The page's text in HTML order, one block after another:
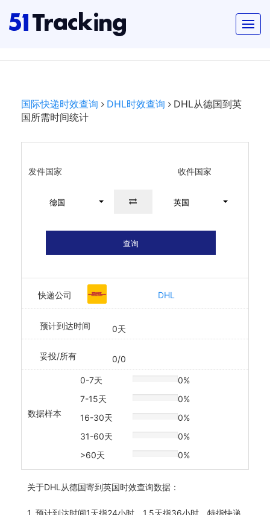
国际快递时效查询 DHL时效查询
DHL从德国到英
国所需时间统计
发件国家 收件国家
德国 英国
查询
快递公司 DHL
预计到达时间 0天
妥投/所有 0/0
数据样本
0-7天 20% Complete0%
7-15天
20% Complete0%
16-30天
20% Complete0%
31-60天
20% Complete0%
>60天
20% Complete0%
关于DHL从德国寄到英国时效查询数据：
1. 预计到达时间1天指24小时，1.5天指36小时，特指快递